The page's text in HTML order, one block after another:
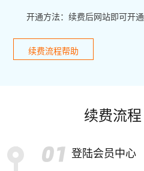
开通方法：续费后网站即可开通
续费流程帮助
续费流程
登陆会员中心